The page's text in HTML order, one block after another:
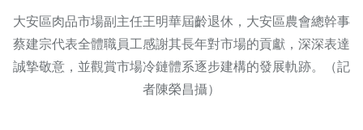
大安區肉品市場副主任王明華屆齡退休，大安區農會總幹事
蔡建宗代表全體職員工感謝其長年對市場的貢獻，深深表達
誠摯敬意，並觀賞市場冷鏈體系逐步建構的發展軌跡。（記
者陳榮昌攝）